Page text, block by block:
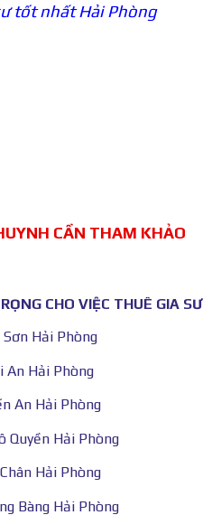
tốt nhất Hải Phòng
CẦN THAM KHẢO
CHO VIỆC THUÊ GIA SƯ
Hải Phòng
An Hải Phòng
An Hải Phòng
Quyền Hải Phòng
Hải Phòng
Bàng Hải Phòng